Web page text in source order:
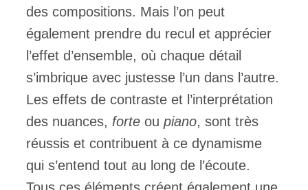
des compositions. Mais l’on peut
également prendre du recul et apprécier
l’effet d’ensemble, où chaque détail
s’imbrique avec justesse l’un dans l’autre.
Les effets de contraste et l’interprétation
des nuances, forte ou piano, sont très
réussis et contribuent à ce dynamisme
qui s’entend tout au long de l’écoute.